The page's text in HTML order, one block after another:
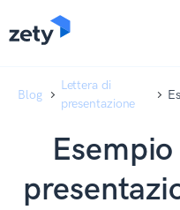
Blog
Lettera di
presentazione